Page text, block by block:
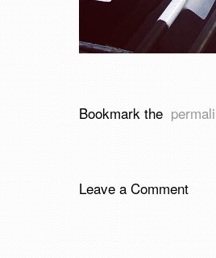
Bookmark the
Leave a Comment